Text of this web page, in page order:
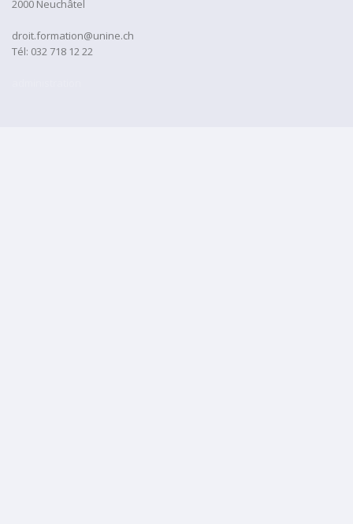
2000 Neuchâtel
droit.formation@unine.ch
Tél: 032 718 12 22